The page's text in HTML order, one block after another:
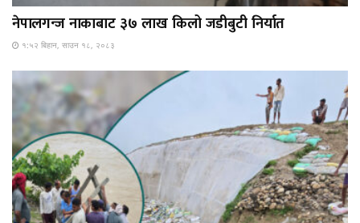
नेपालगन्ज नाकाबाट ३७ लाख किलो जडीबुटी निर्यात
१:५२ बिहान, साउन १८, २०८३